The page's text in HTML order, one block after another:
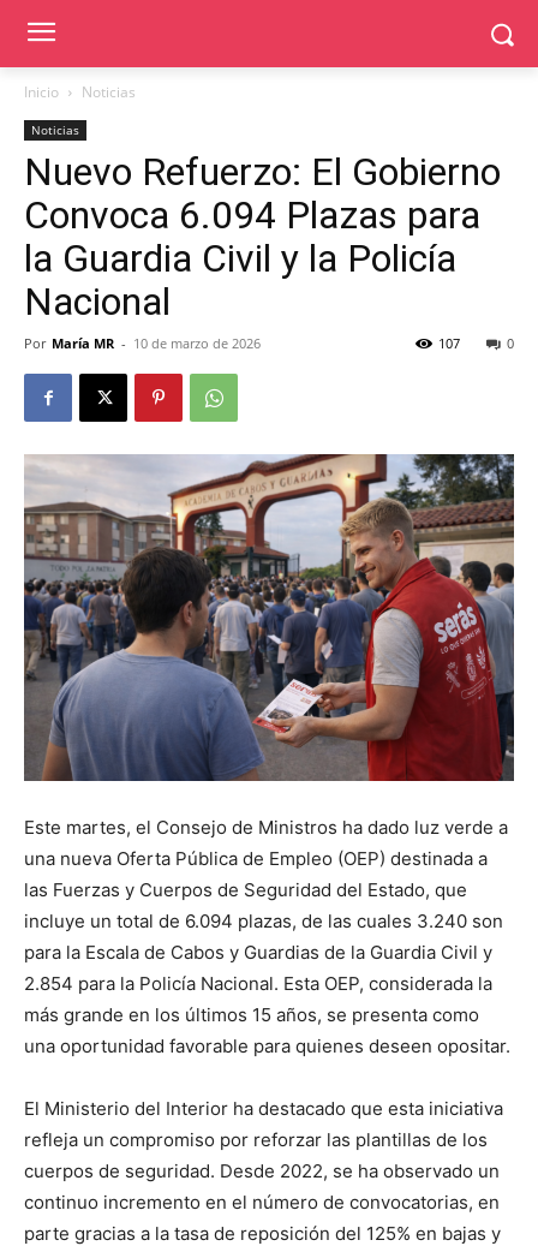
Inicio Noticias
Noticias
Nuevo Refuerzo: El Gobierno
Convoca 6.094 Plazas para
la Guardia Civil y la Policía
Nacional
Por María MR - 10 de marzo de 2026 0
107
Este martes, el Consejo de Ministros ha dado luz verde a
una nueva Oferta Pública de Empleo (OEP) destinada a
las Fuerzas y Cuerpos de Seguridad del Estado, que
incluye un total de 6.094 plazas, de las cuales 3.240 son
para la Escala de Cabos y Guardias de la Guardia Civil y
2.854 para la Policía Nacional. Esta OEP, considerada la
más grande en los últimos 15 años, se presenta como
una oportunidad favorable para quienes deseen opositar.
El Ministerio del Interior ha destacado que esta iniciativa
refleja un compromiso por reforzar las plantillas de los
cuerpos de seguridad. Desde 2022, se ha observado un
continuo incremento en el número de convocatorias, en
parte gracias a la tasa de reposición del 125% en bajas y